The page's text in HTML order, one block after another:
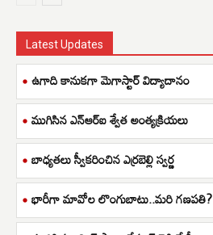
Latest Updates
ఉగాది కానుకగా మెగాస్టార్ విద్యాదానం
ముగిసిన ఎన్ఆర్ఐ శ్వేత అంత్యక్రియలు
బాధ్యతలు స్వీకరించిన ఎర్రబెల్లి స్వర్ణ
భారీగా మావోల లొంగుబాటు..మరి గణపతి?